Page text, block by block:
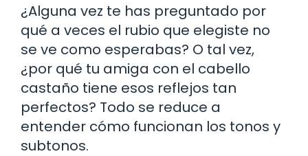
¿Alguna vez te has preguntado por
qué a veces el rubio que elegiste no
se ve como esperabas? O tal vez,
¿por qué tu amiga con el cabello
castaño tiene esos reflejos tan
perfectos? Todo se reduce a
entender cómo funcionan los tonos y
subtonos.